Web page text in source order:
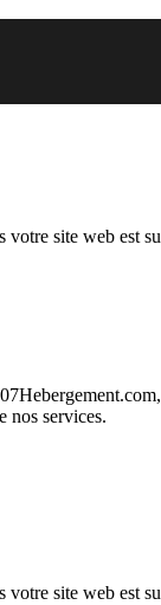
site web est
nos services.
site web est